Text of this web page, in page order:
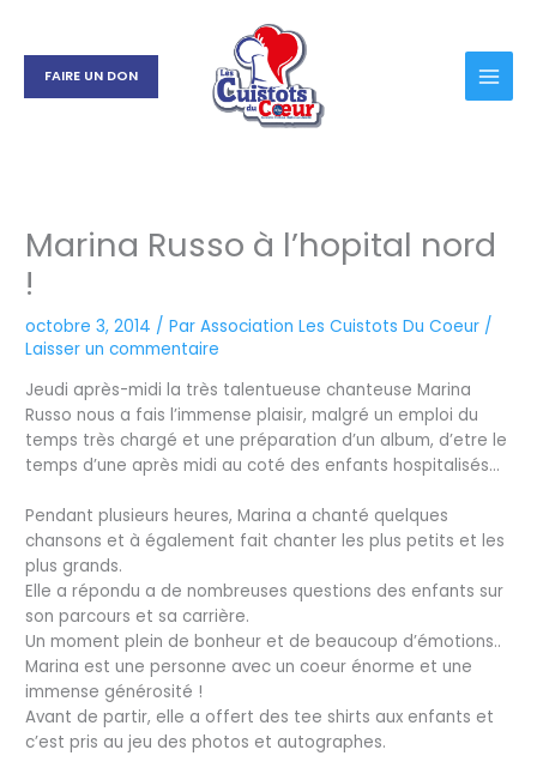
contenu
FAIRE UN DON
Marina Russo à l’hopital nord
!
octobre 3, 2014 / ParAssociation Les Cuistots Du Coeur /
Laisser un commentaire
Jeudi après-midi la très talentueuse chanteuse Marina
Russo nous a fais l’immense plaisir, malgré un emploi du
temps très chargé et une préparation d’un album, d’etre le
temps d’une après midi au coté des enfants hospitalisés…
Pendant plusieurs heures, Marina a chanté quelques
chansons et à également fait chanter les plus petits et les
plus grands.
Elle a répondu a de nombreuses questions des enfants sur
son parcours et sa carrière.
Un moment plein de bonheur et de beaucoup d’émotions..
Marina est une personne avec un coeur énorme et une
immense générosité !
Avant de partir, elle a offert des tee shirts aux enfants et
c’est pris au jeu des photos et autographes.